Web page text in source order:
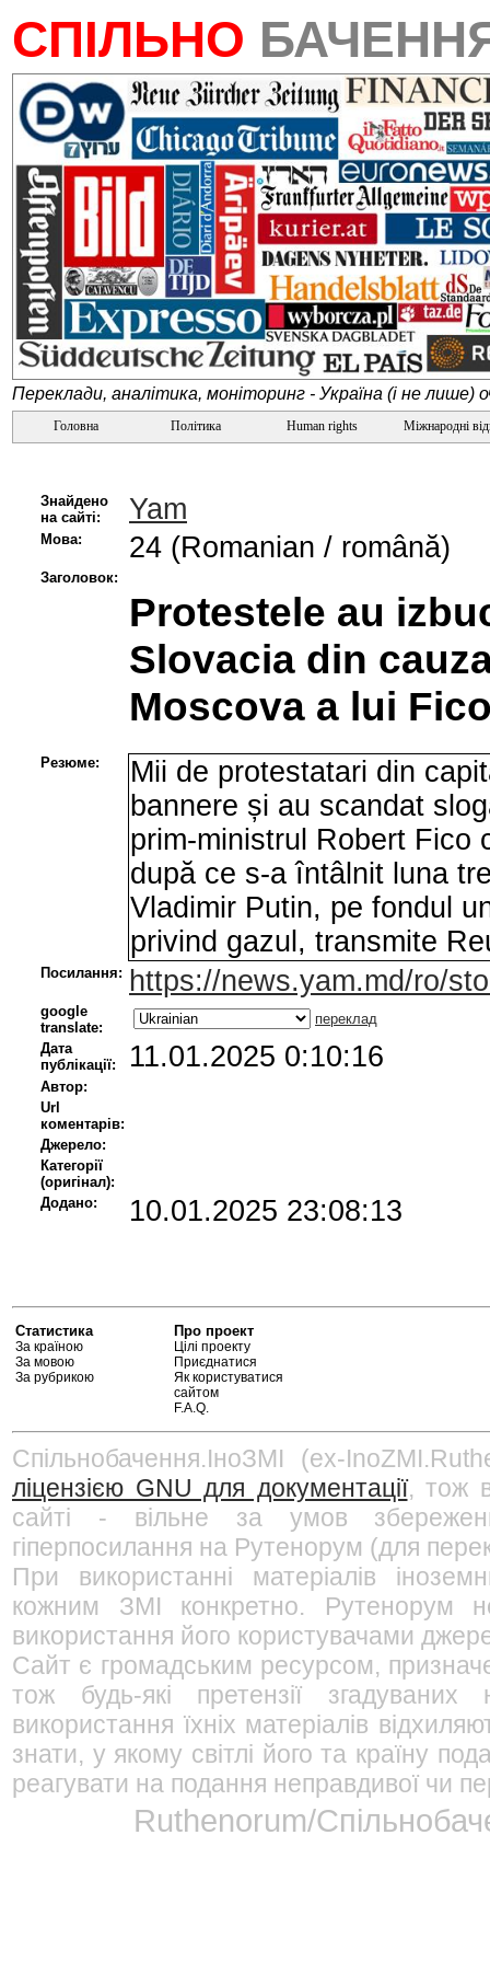
СПІЛЬНО
Переклади, аналітика, моніторинг - Україна (і не лише)
Головна Політика Human rights Міжнародні
Знайдено
на сайті:
Yam
Мова: 24 (Romanian / română)
Заголовок:
Protestele au
Slovacia din
Moscova a lui
Резюме:
Mii de protestatari din
bannere și au scandat
prim-ministrul Robert Fico
după ce s-a întâlnit luna
Vladimir Putin, pe fondul
privind gazul, transmite
Посилання: https://news.yam.md/ro/
google
translate:
переклад
Дата
публікації:
11.01.2025 0:10:16
Автор:
Url
коментарів:
Джерело:
Категорії
(оригінал):
Додано:
10.01.2025 23:08:13
Статистика
За країною
За мовою
За рубрикою
Про проект
Цілі проекту
Приєднатися
Як користуватися
сайтом
F.A.Q.
Спільнобачення.ІноЗМІ (ex-
ліцензією GNU для документації, тож
сайті - вільне за умов
гіперпосилання на Рутенорум (для
При використанні матеріалів
кожним ЗМІ конкретно. Рутенорум
використання його користувачами
Сайт є громадським ресурсом,
тож будь-які претензії
використання їхніх матеріалів
знати, у якому світлі його та країну
реагувати на подання неправдивої чи
Ruthenorum/